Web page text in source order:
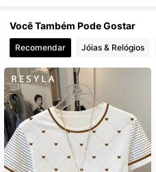
4,79 1.1K Seguidores
4,79
4,79 1.1K Seguidores
4,79 1.1K Seguidores
Você Também Pode Gostar
Recomendar Jóias & Relógios